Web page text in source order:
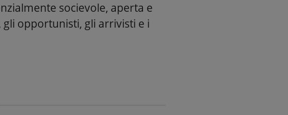
socievole, aperta e
opportunisti, gli arrivisti e i